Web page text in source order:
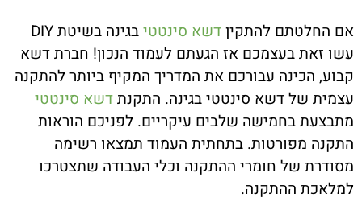
אם החלטתם להתקיןדשא סינטטי
בגינה בשיטת DIY
עשו זאת בעצמכם אז הגעתם לעמוד הנכון! חברת דשא
קבוע, הכינה עבורכם את המדריך המקיף ביותר להתקנה
עצמית של דשא סינטטי בגינה. התקנתדשא סינטטי
מתבצעת בחמישה שלבים עיקריים. לפניכם הוראות
התקנה מפורטות. בתחתית העמוד תמצאו רשימה
מסודרת של חומרי ההתקנה וכלי העבודה שתצטרכו
למלאכת ההתקנה.